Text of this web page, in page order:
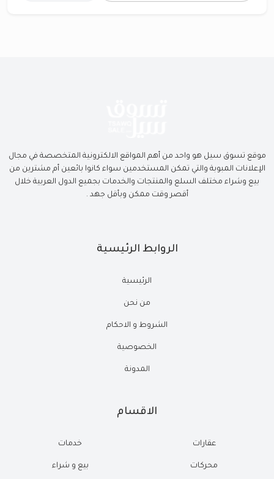
موقع تسوق سيل هو واحد من أهم المواقع الالكترونية المتخصصة في مجال
الإعلانات المبوبة والتي تمكن المستخدمين سواء كانوا بائعين أم مشترين من
بيع وشراء مختلف السلع والمنتجات والخدمات بجميع الدول العربية خلال
أقصر وقت ممكن وبأقل جهد .
الروابط الرئيسية
الرئيسية
من نحن
الشروط و الاحكام
الخصوصية
المدونة
الاقسام
عقارات
محركات
خدمات
بيع و شراء